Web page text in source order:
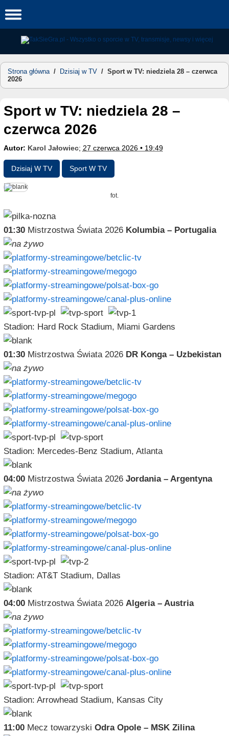
to
Strona główna/ Dzisiaj w TV / Sport w TV: niedziela 28 – czerwca
2026
Sport w TV: niedziela 28 –
czerwca 2026
Autor: Karol Jałowiec; 27 czerwca 2026 • 19:49
Dzisiaj W TV Sport W TV
fot.
01:30Mistrzostwa Świata 2026 Kolumbia – Portugalia
Stadion: Hard Rock Stadium, Miami Gardens
01:30Mistrzostwa Świata 2026 DR Konga – Uzbekistan
Stadion: Mercedes-Benz Stadium, Atlanta
04:00Mistrzostwa Świata 2026 Jordania – Argentyna
Stadion: AT&T Stadium, Dallas
04:00Mistrzostwa Świata 2026 Algeria – Austria
Stadion: Arrowhead Stadium, Kansas City
11:00Mecz towarzyski Odra Opole – MSK Zilina